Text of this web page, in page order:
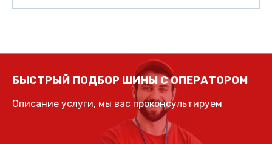
БЫСТРЫЙ ПОДБОР ШИНЫ С ОПЕРАТОРОМ
Описание услуги, мы вас проконсультируем